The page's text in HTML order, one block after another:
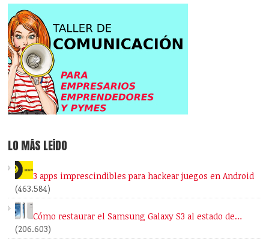
LO MÁS LEÍDO
3 apps imprescindibles para hackear juegos en Android
(463.584)
Cómo restaurar el Samsung Galaxy S3 al estado de…
(206.603)